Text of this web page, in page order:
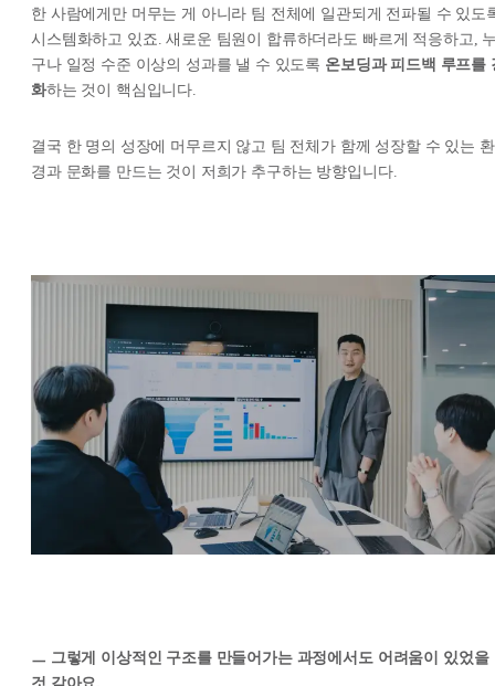
한 사람에게만 머무는 게 아니라 팀 전체에 일관되게 전파될 수 있도
시스템화하고 있죠. 새로운 팀원이 합류하더라도 빠르게 적응하고,
구나 일정 수준 이상의 성과를 낼 수 있도록 온보딩과 피드백 루프를
화하는 것이 핵심입니다.
결국 한 명의 성장에 머무르지 않고 팀 전체가 함께 성장할 수 있는 환
경과 문화를 만드는 것이 저희가 추구하는 방향입니다.
ㅡ 그렇게 이상적인 구조를 만들어가는 과정에서도 어려움이 있었을